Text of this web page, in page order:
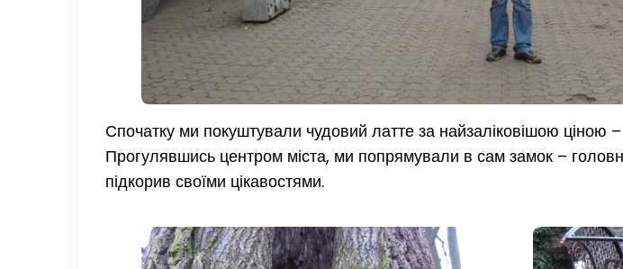
Спочатку ми покуштували чудовий латте за найзаліковішою ціною
Прогулявшись центром міста, ми попрямували в сам замок –
підкорив своїми цікавостями.